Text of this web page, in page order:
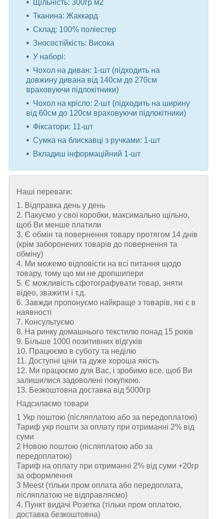
Щільність: 300гр м2
Тканина: Жаккард
Склад: 100% поліестер
Зносостійкість: Висока
У наборі:
Чохол на диван: 1-шт (підходить на
довжину дивана від 140см до 270см
враховуючи підлокітники)
Чохол на крісло: 2-шт (підходить на ширину
від 60см до 120см враховуючи підлокітники)
Фіксатори: 11-шт
Сумка на блискавці з ручками: 1-шт
Вкладиш інформаційний 1-шт
Наші переваги:
1. Відправка день у день
2. Пакуємо у свої коробки, максимально щільно,
щоб Ви менше платили
3. Є обмін та повернення товару протягом 14 днів
(крім заборонених товарів до повернення та
обміну)
4. Ми можемо відповісти на всі питання щодо
товару, тому що ми не дропшипери
5. Є можливість сфотографувати товар, зняти
відео, зважити і т.д.
6. Завжди пропонуємо найкраще з товарів, які є в
наявності
7. Консультуємо
8. На ринку домашнього текстилю понад 15 років
9. Більше 1000 позитивних відгуків
10. Працюємо в суботу та неділю
11. Доступні ціни та дуже хороша якість
12. Ми працюємо для Вас, і зробимо все, щоб Ви
залишилися задоволені покупкою.
13. Безкоштовна доставка від 5000гр
Надсилаємо товари
1 Укр поштою (пiсляплатою або за передоплатою)
Тариф укр пошти за оплату при отриманні 2% від
суми
2 Новою поштою (пiсляплатою або за
передоплатою)
Тариф на оплату при отриманні 2% від суми +20гр
за оформлення
3 Meest (тільки пром оплата або передоплата,
післяплатою не відправляємо)
4. Пункт видачі Розетка (тільки пром оплатою,
доставка безкоштовна)